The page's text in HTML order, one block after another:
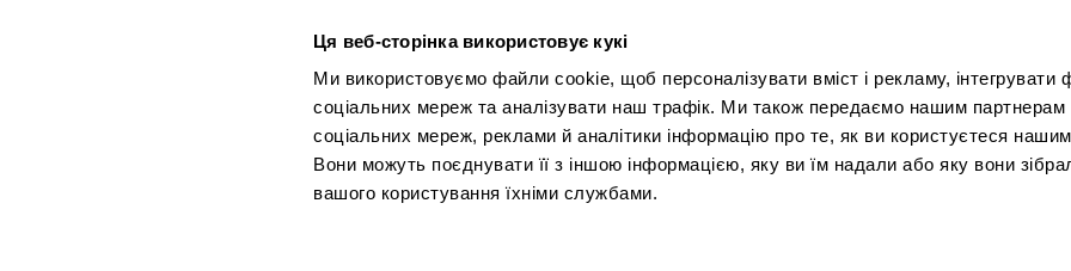
Ця веб-сторінка використовує кукі
Ми використовуємо файли cookie, щоб персоналізувати вміст і рекламу, інтегрувати
соціальних мереж та аналізувати наш трафік. Ми також передаємо нашим партнерам
соціальних мереж, реклами й аналітики інформацію про те, як ви користуєтеся
Вони можуть поєднувати її з іншою інформацією, яку ви їм надали або яку вони
вашого користування їхніми службами.
дистриб’ютор продукції
Політика
конфіденційності
файли cookie
Безпечні способи
оплати
замовлення та
відправлення
Інформація про
ваше замовлення
Технології
Мапа сайту
Студентська знижка